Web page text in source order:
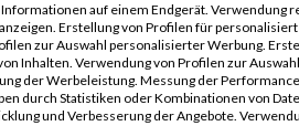
auf einem Endgerät. Verwendung
Erstellung von Profilen für
zur Auswahl personalisierter Werbung.
Inhalten. Verwendung von Profilen zur Auswahl
der Werbeleistung. Messung der
durch Statistiken oder Kombinationen von
und Verbesserung der Angebote.